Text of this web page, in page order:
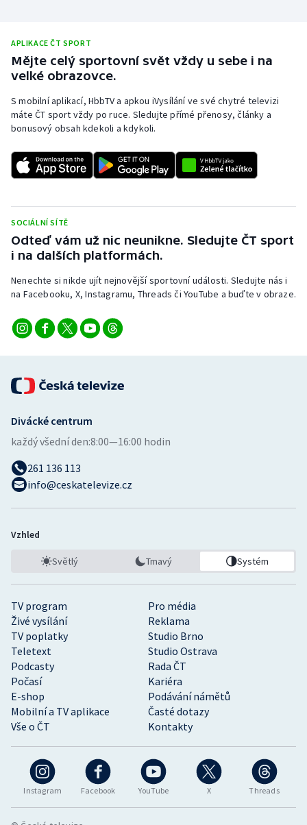
Volejbal
Ostatní
APLIKACE ČT SPORT
Mějte celý sportovní svět vždy u sebe i na
velké obrazovce.
S mobilní aplikací, HbbTV a apkou iVysílání ve své chytré televizi
máte ČT sport vždy po ruce. Sledujte přímé přenosy, články a
bonusový obsah kdekoli a kdykoli.
SOCIÁLNÍ SÍTĚ
Odteď vám už nic neunikne. Sledujte ČT sport
i na dalších platformách.
Nenechte si nikde ujít nejnovější sportovní události. Sledujte nás i
na Facebooku, X, Instagramu, Threads či YouTube a buďte v obraze.
Instagram Facebook YouTube X Threads
TV program
Pro média
Živé vysílání
Reklama
TV poplatky
Studio Brno
Teletext
Studio Ostrava
Podcasty
Rada ČT
Počasí
Kariéra
E-shop
Podávání námětů
Mobilní a TV aplikace
Časté dotazy
Vše o ČT
Kontakty
Divácké centrum
každý všední den:8:00—16:00 hodin
261 136 113
info@ceskatelevize.cz
Vzhled
Světlý Tmavý Systém